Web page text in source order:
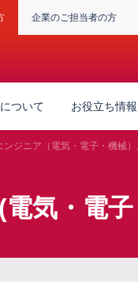
企業のご担当者の方
ついて お役立ち情報
ンジニア（電気・電子・機械）
電気・電